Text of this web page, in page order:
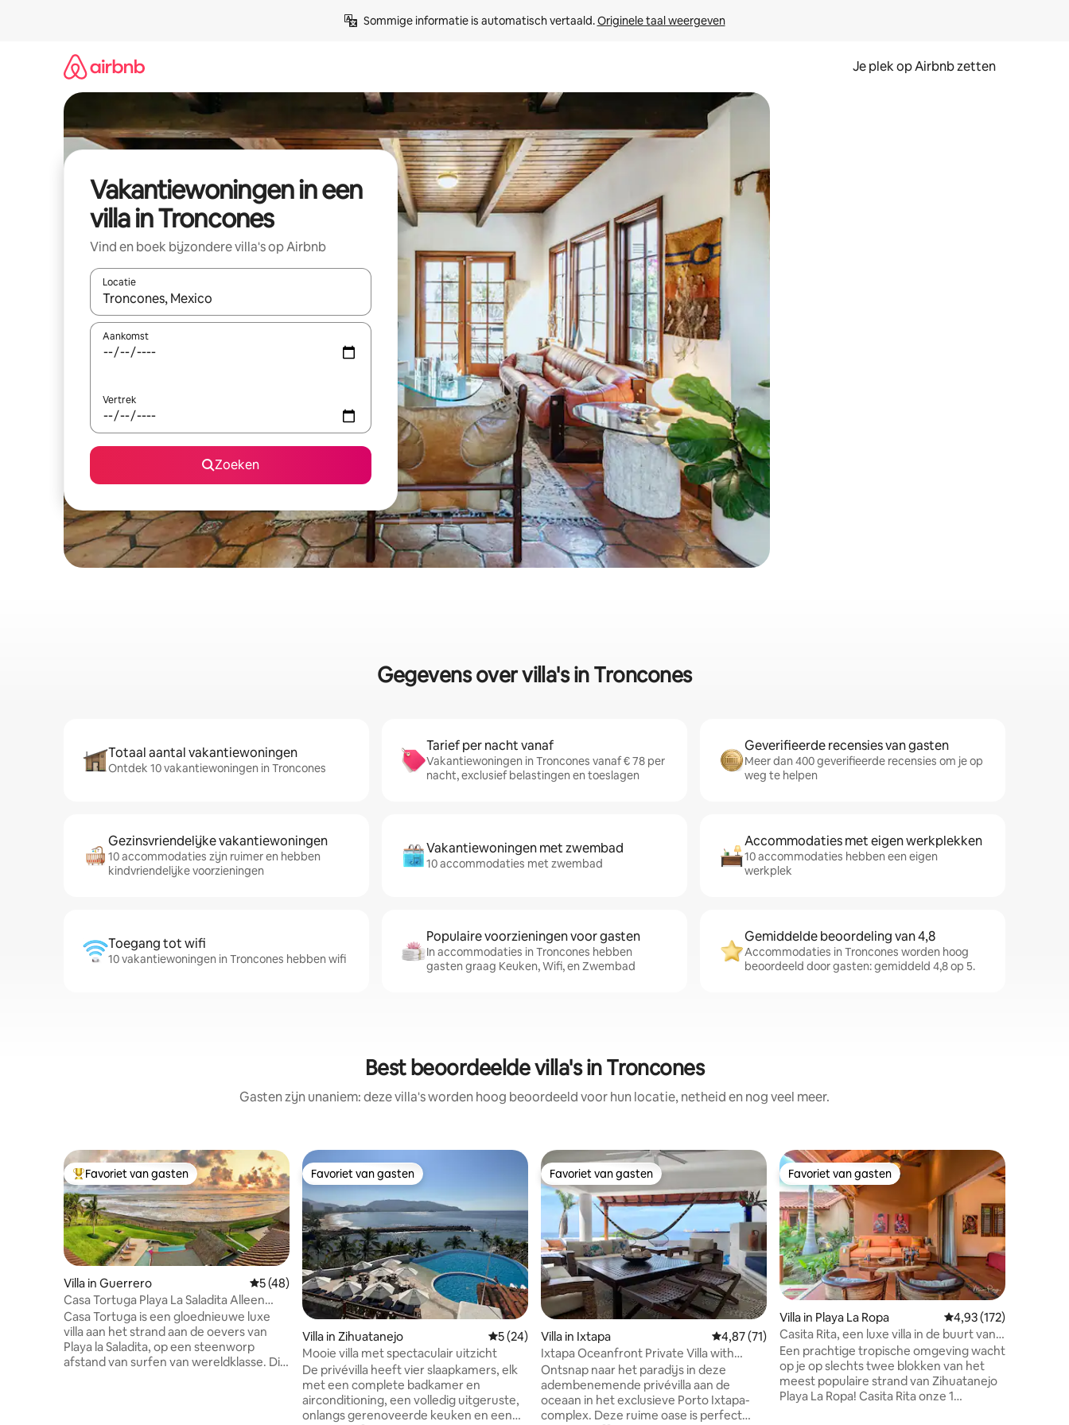
Sommige informatie is automatisch vertaald. Originele taal weergeven
Je plek op Airbnb zetten
Vakantiewoningen in een
villa in Troncones
Vind en boek bijzondere villa's op Airbnb
Locatie
Wanneer er resultaten beschikbaar zijn, maak je een keuze met je de pijltjestoetsen omhoog en omlaag, óf door te tikken of swipen.
Aankomst
Vertrek
Zoeken
Gegevens over villa's in Troncones
Totaal aantal vakantiewoningen
Ontdek 10 vakantiewoningen in Troncones
Tarief per nacht vanaf
Vakantiewoningen in Troncones vanaf € 78 per
nacht, exclusief belastingen en toeslagen
Geverifieerde recensies van gasten
Meer dan 400 geverifieerde recensies om je op
weg te helpen
Gezinsvriendelijke vakantiewoningen
10 accommodaties zijn ruimer en hebben
kindvriendelijke voorzieningen
Vakantiewoningen met zwembad
10 accommodaties met zwembad
Accommodaties met eigen werkplekken
10 accommodaties hebben een eigen
werkplek
Toegang tot wifi
10 vakantiewoningen in Troncones hebben wifi
Populaire voorzieningen voor gasten
In accommodaties in Troncones hebben
gasten graag Keuken, Wifi, en Zwembad
Gemiddelde beoordeling van 4,8
Accommodaties in Troncones worden hoog
beoordeeld door gasten: gemiddeld 4,8 op 5.
Best beoordeelde villa's in Troncones
Gasten zijn unaniem: deze villa's worden hoog beoordeeld voor hun locatie, netheid en nog veel meer.
Topfavoriet van gasten
Favoriet van gasten
Villa in Guerrero Gemiddelde beoordeling van 5 op 5, 48 recensies
5 (48)
Casa Tortuga Playa La Saladita Alleen
hoofdhuis
Casa Tortuga is een gloednieuwe luxe
villa aan het strand aan de oevers van
Playa la Saladita, op een steenworp
afstand van surfen van wereldklasse. Dit
Favoriet van gasten
Favoriet van gasten
Villa in Zihuatanejo Gemiddelde beoordeling van 5 op 5, 24 recensies
5 (24)
Mooie villa met spectaculair uitzicht
De privévilla heeft vier slaapkamers, elk
met een complete badkamer en
airconditioning, een volledig uitgeruste,
onlangs gerenoveerde keuken en een
Favoriet van gasten
Favoriet van gasten
Villa in Ixtapa Gemiddelde beoordeling van 4,87 op 5, 71 recensies
4,87 (71)
Ixtapa Oceanfront Private Villa with
Jacuzzi
Ontsnap naar het paradijs in deze
adembenemende privévilla aan de
oceaan in het exclusieve Porto Ixtapa-
complex. Deze ruime oase is perfect
Favoriet van gasten
Favoriet van gasten
Villa in Playa La Ropa Gemiddelde
4,93 (172)
Casita Rita, een luxe villa in de buurt van
het strand!
Een prachtige tropische omgeving wacht
op je op slechts twee blokken van het
meest populaire strand van Zihuatanejo
Playa La Ropa! Casita Rita onze 1